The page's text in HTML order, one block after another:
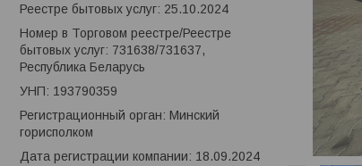
Реестре бытовых услуг: 25.10.2024
Номер в Торговом реестре/Реестре
бытовых услуг: 731638/731637,
Республика Беларусь
УНП: 193790359
Регистрационный орган: Минский
горисполком
Дата регистрации компании: 18.09.2024